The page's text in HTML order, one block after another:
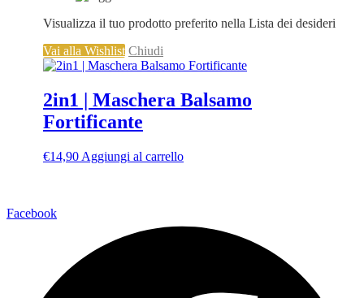
Visualizza il tuo prodotto preferito nella Lista dei desideri
Vai alla Wishlist Chiudi
2in1 | Maschera Balsamo
Fortificante
€14,90 Aggiungi al carrello
Facebook